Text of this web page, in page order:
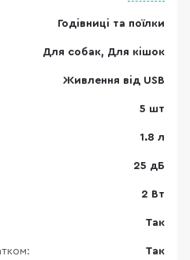
Годівниці та поїлки
Для собак, Для кішок
Живлення від USB
5 шт
1.8 л
25 дБ
2 Вт
Так
Так